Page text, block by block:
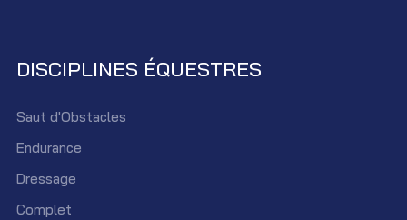
DISCIPLINES ÉQUESTRES
Saut d'Obstacles
Endurance
Dressage
Complet